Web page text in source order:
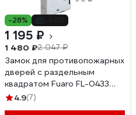
-28%
1 195 ₽
1 480 ₽2 047 ₽
Замок для противопожарных
дверей с раздельным
квадратом Fuaro FL-0433
ANTI-PANIC 28745
4.9(7)